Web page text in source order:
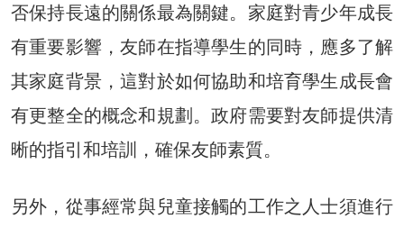
否保持長遠的關係最為關鍵。家庭對青少年成長
有重要影響，友師在指導學生的同時，應多了解
其家庭背景，這對於如何協助和培育學生成長會
有更整全的概念和規劃。政府需要對友師提供清
晰的指引和培訓，確保友師素質。
另外，從事經常與兒童接觸的工作之人士須進行